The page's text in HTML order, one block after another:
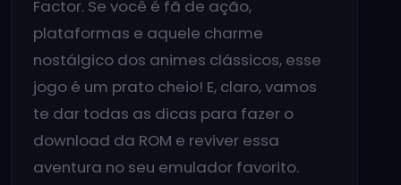
Factor. Se você é fã de ação,
plataformas e aquele charme
nostálgico dos animes clássicos, esse
jogo é um prato cheio! E, claro, vamos
te dar todas as dicas para fazer o
download da ROM e reviver essa
aventura no seu emulador favorito.